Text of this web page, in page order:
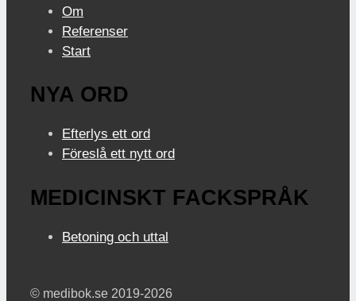
Om
Referenser
Start
NYA ORD
Efterlys ett ord
Föreslå ett nytt ord
MEDICINSKT FACKSPRÅK
Betoning och uttal
© medibok.se 2019-2026